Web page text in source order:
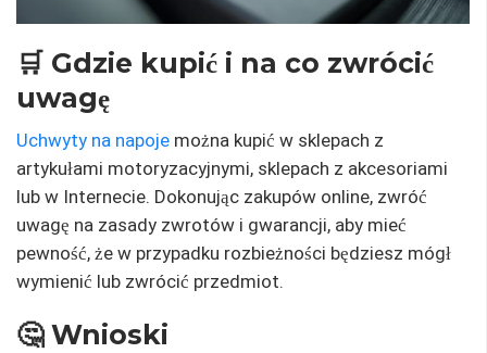
🛒 Gdzie kupić i na co zwrócić
uwagę
Uchwyty na napoje można kupić w sklepach z
artykułami motoryzacyjnymi, sklepach z akcesoriami
lub w Internecie. Dokonując zakupów online, zwróć
uwagę na zasady zwrotów i gwarancji, aby mieć
pewność, że w przypadku rozbieżności będziesz mógł
wymienić lub zwrócić przedmiot.
🤔 Wnioski